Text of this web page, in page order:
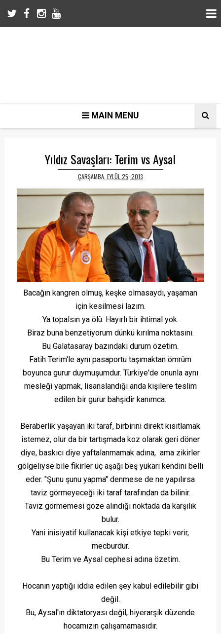
MAIN MENU
Yıldız Savaşları: Terim vs Aysal
ÇARŞAMBA, EYLÜL 25, 2013
Bacağın kangren olmuş, keşke olmasaydı, yaşaman
için kesilmesi lazım.
Ya topalsın ya ölü. Hayırlı bir ihtimal yok.
Biraz buna benzetiyorum dünkü kırılma noktasını.
Bu Galatasaray bazındaki durum özetim.
Fatih Terim'le aynı pasaportu taşımaktan ömrüm
boyunca gurur duymuşumdur. Türkiye'de onunla aynı
mesleği yapmak, lisanslandığı anda kişilere teslim
edilen bir gurur bahşidir kanımca.
Beraberlik yaşayan iki taraf, birbirini direkt kısıtlamak
istemez, olur da bir tartışmada koz olarak geri döner
diye, baskıcı diye yaftalanmamak adına, ama zikirler
gölgeliyse bile fikirler üç aşağı beş yukarı kendini belli
eder. "Şunu şunu yapma" denmese de ne yapılırsa
taviz görmeyeceği iki taraf tarafından da bilinir.
Taviz görmemesi göze alındığı noktada da karşılık
bulur.
Yani inisiyatif kullanacak kişi etkiye tepki verir,
mecburdur.
Bu Terim ve Aysal cephesi adına özetim.
Hocanın yaptığı iddia edilen şey kabul edilebilir gibi
değil.
Bu, Aysal'ın diktatoryası değil, hiyerarşik düzende
hocamızın çalışamamasıdır.